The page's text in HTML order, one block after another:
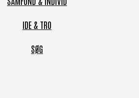
IDE & TRO
SØG